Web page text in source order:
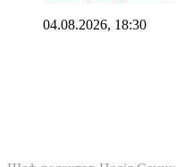
04.08.2026, 18:30